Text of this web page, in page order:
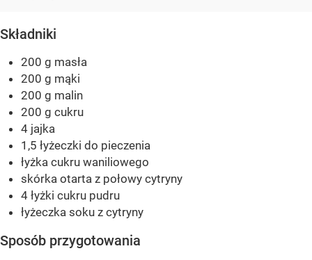
Składniki
200 g masła
200 g mąki
200 g malin
200 g cukru
4 jajka
1,5 łyżeczki do pieczenia
łyżka cukru waniliowego
skórka otarta z połowy cytryny
4 łyżki cukru pudru
łyżeczka soku z cytryny
Sposób przygotowania